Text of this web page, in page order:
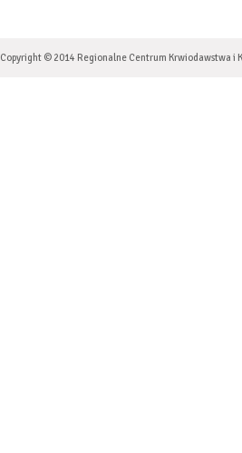
Copyright © 2014 Regionalne Centrum Krwiodawstwa